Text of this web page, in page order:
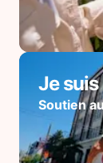
Je
Soutien